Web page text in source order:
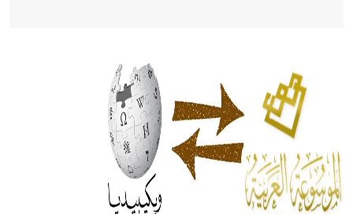
الحكم، الأدلة، تنظيم التغذية، ورسالته في جروح الرأس. ويعود
له الفضل بأنه حرر الطب من الدين والفلسفة.
- هل تعلم أن المرجان إفراز حيواني يتكون في البحر ويتركب
من مادة كربونات الكلسيوم، وهو أحمر أو شديد الحمرة وهو
أجود أنواعه، ويمتاز بكبر الحجم ويسمى الش